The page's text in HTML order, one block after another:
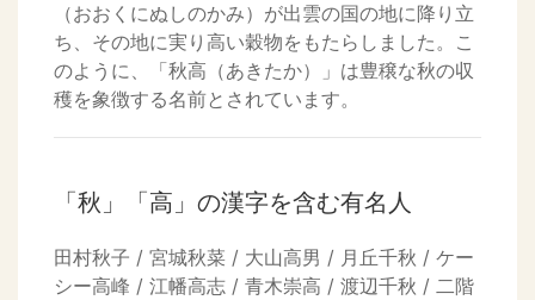
（おおくにぬしのかみ）が出雲の国の地に降り立
ち、その地に実り高い穀物をもたらしました。こ
のように、「秋高（あきたか）」は豊穣な秋の収
穫を象徴する名前とされています。
「秋」「高」の漢字を含む有名人
田村秋子 / 宮城秋菜 / 大山高男 / 月丘千秋 / ケー
シー高峰 / 江幡高志 / 青木崇高 / 渡辺千秋 / 二階